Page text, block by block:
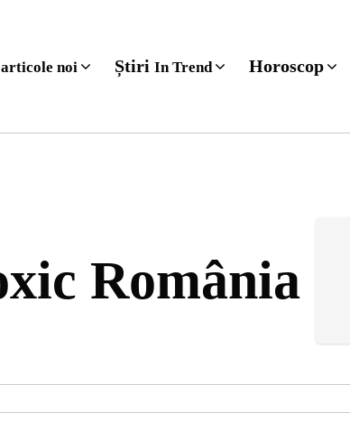
articole noi Știri In Trend Horoscop
România